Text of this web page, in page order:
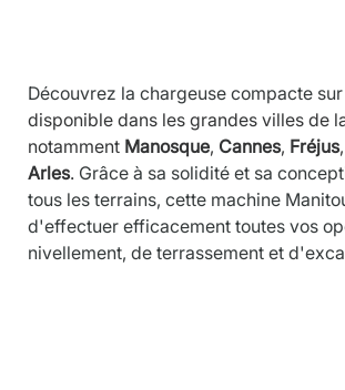
Découvrez la chargeuse compacte
disponible dans les grandes villes de
notamment Manosque, Cannes, Fréjus,
Arles. Grâce à sa solidité et sa
tous les terrains, cette machine
d'effectuer efficacement toutes vos
nivellement, de terrassement et